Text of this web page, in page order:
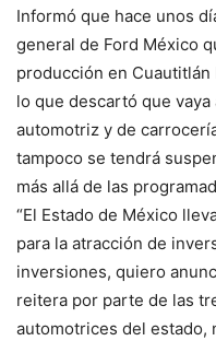
Informó que hace unos
general de Ford México
producción en
lo que descartó que
automotriz y de
tampoco se tendrá
más allá de las
“El Estado de México
para la atracción de
inversiones, quiero
reitera por parte de las
automotrices del estado,